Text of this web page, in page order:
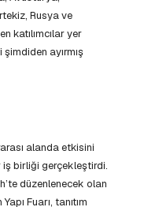
Rusya ve
katılımcılar yer
ayırmış
alanda etkisini
iş birliği gerçekleştirdi.
düzenlenecek olan
Fuarı, tanıtım